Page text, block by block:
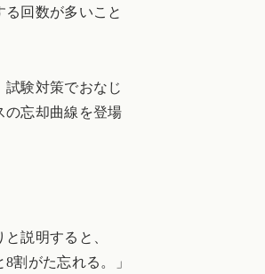
回数が多いこと
試験対策でおなじ
の忘却曲線を登場
説明すると、
8割がた忘れる。」